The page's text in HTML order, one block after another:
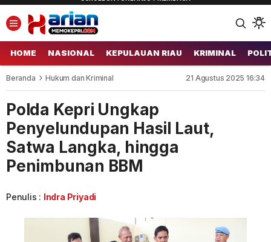
HOME NASIONAL KEPULAUAN RIAU KRIMINAL
Beranda Hukum dan Kriminal 21 Agustus 2025 16:34
Polda Kepri Ungkap
Penyelundupan Hasil Laut,
Satwa Langka, hingga
Penimbunan BBM
Penulis : Indra Priyadi